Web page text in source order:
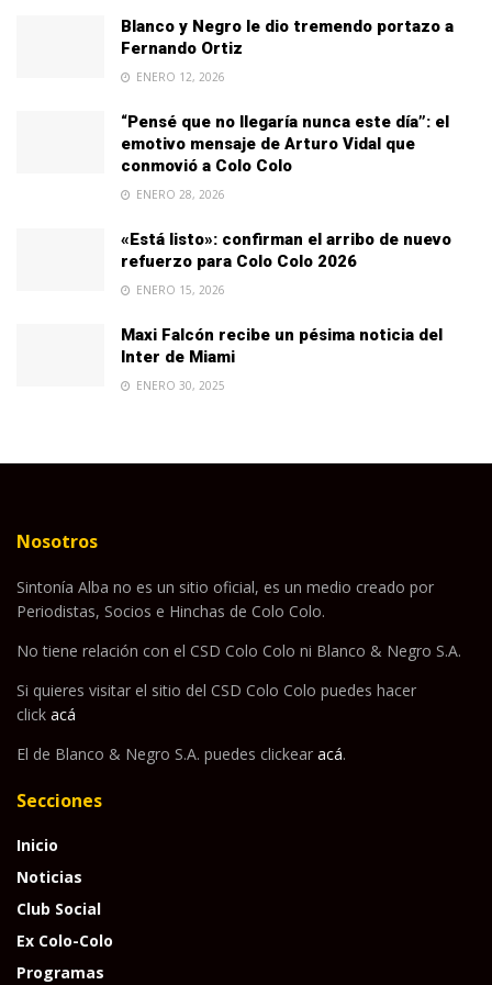
Blanco y Negro le dio tremendo portazo a
Fernando Ortiz
ENERO 12, 2026
“Pensé que no llegaría nunca este día”: el
emotivo mensaje de Arturo Vidal que
conmovió a Colo Colo
ENERO 28, 2026
«Está listo»: confirman el arribo de nuevo
refuerzo para Colo Colo 2026
ENERO 15, 2026
Maxi Falcón recibe un pésima noticia del
Inter de Miami
ENERO 30, 2025
Nosotros
Sintonía Alba no es un sitio oficial, es un medio creado por
Periodistas, Socios e Hinchas de Colo Colo.
No tiene relación con el CSD Colo Colo ni Blanco & Negro S.A.
Si quieres visitar el sitio del CSD Colo Colo puedes hacer
click acá
El de Blanco & Negro S.A. puedes clickear acá.
Secciones
Inicio
Noticias
Club Social
Ex Colo-Colo
Programas